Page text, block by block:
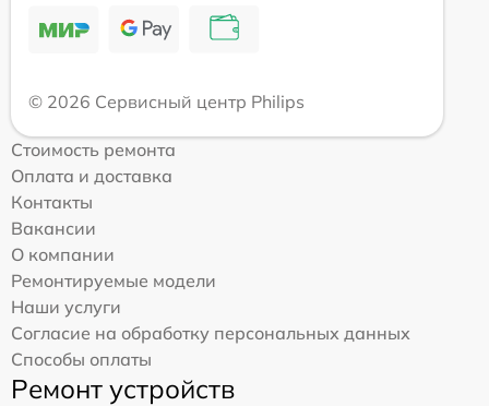
© 2026 Сервисный центр Philips
Стоимость ремонта
Оплата и доставка
Контакты
Вакансии
О компании
Ремонтируемые модели
Наши услуги
Согласие на обработку персональных данных
Способы оплаты
Ремонт устройств